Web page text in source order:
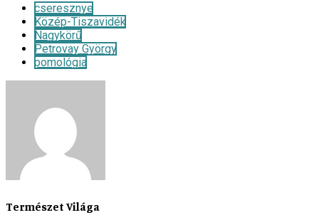
cseresznye
Közép-Tiszavidék
Nagykörű
Petrovay György
pomológia
Természet Világa